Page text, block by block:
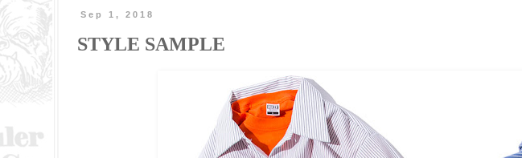
Sep 1, 2018
STYLE SAMPLE